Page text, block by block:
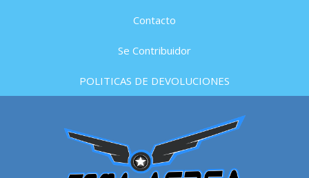
Contacto
Se Contribuidor
POLITICAS DE DEVOLUCIONES